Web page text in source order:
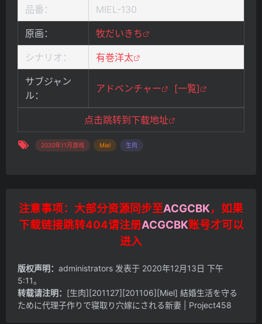
品番： MIEL-130
原画： 牧だいきち
シナリオ： 有巻洋太
サブジャン
ル：
アドベンチャー [一覧]
点击跳转到下载地址
2020年11月游戏 Miel 生肉
注意事项：大部分资源同步至ACGCBK，如果
下载链接跳转404请注册ACGCBK账号才可以
进入
版权声明： administrators 发表于 2020年12月13日 下午
5:11。
转载请注明： [生肉][201127][201106][Miel] 結婚生活を守る
ために代理子作りで寝取り穴嫁にされる新妻 | Project458